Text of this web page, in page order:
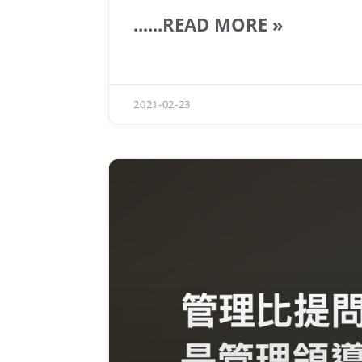
如何用在自己身上。
......READ MORE »
2021-02-23